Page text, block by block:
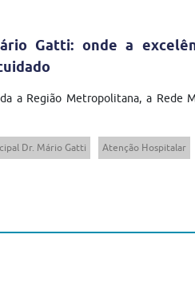
Gatti: onde a
a Região Metropolitana, a
Dr. Mário Gatti Atenção Hospitalar